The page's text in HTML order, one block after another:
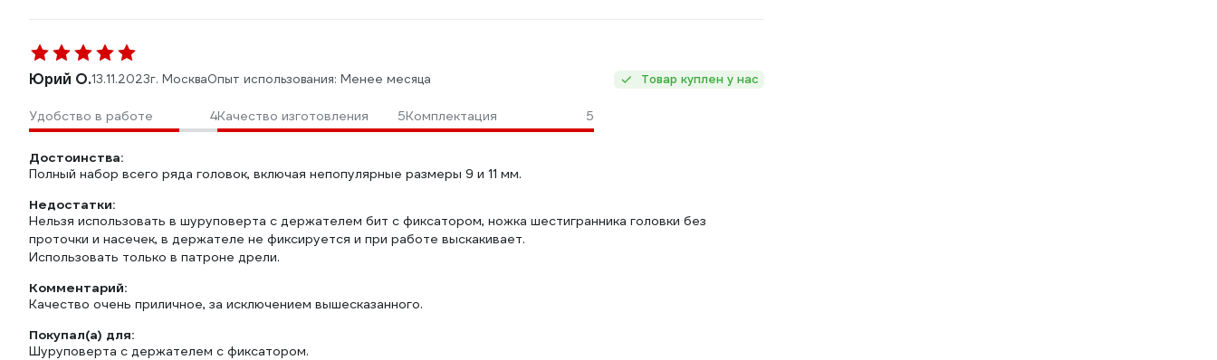
Юрий О.13.11.2023г. МоскваОпыт использования: Менее месяца Товар куплен у нас
Удобство в работе 4Качество изготовления 5Комплектация 5
Достоинства:
Полный набор всего ряда головок, включая непопулярные размеры 9 и 11 мм.
Недостатки:
Нельзя использовать в шуруповерта с держателем бит с фиксатором, ножка шестигранника головки без
проточки и насечек, в держателе не фиксируется и при работе выскакивает.
Использовать только в патроне дрели.
Комментарий:
Качество очень приличное, за исключением вышесказанного.
Покупал(а) для:
Шуруповерта с держателем с фиксатором.